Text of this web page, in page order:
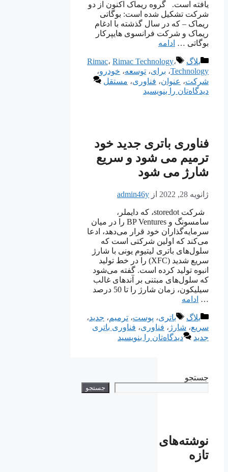
یافته است. گروه ریماک اکنون از دو
شرکت تشکیل شده است: بوگاتی
ریماک – که در سال گذشته با ادغام
ریماک و شرکت فرانسوی هایپرکار
بوگاتی … ادامه
دسته‌ها
بلاگ برچسب‌ها Rimac، Rimac Technology،
Technology، برای، توسعه، خودرو،
شرکت، عنوان، فناوری، مستقل
دیدگاه‌تان را بنویسید
فناوری باتری جدید خود
ترمیم می شود و سریع
شارژ می شود
ژانویه 28, 2022 از admin46y
شرکت storedot، که دایملر،
سامسونگ و BP Ventures را در میان
سرمایه‌گذاران خود قرار می‌دهد، ادعا
می‌کند که اولین شرکتی است که
سلول‌های باتری لیتیوم یونی با شارژ
سریع شدید (XFC) را در خط تولید
انبوه تولید کرده است. گفته می‌شود
که سلول‌های مبتنی بر آندهای غالب
سیلیکون، زمان شارژ را تا 50 درصد
… ادامه
دسته‌ها
بلاگ برچسب‌ها
باتری، پوست، ترمیم، جدید،
سریع، شارژ ، فناوری، فناوری باتری
جدید
دیدگاه‌تان را بنویسید
جستجو
جستجو
نوشته‌های
تازه